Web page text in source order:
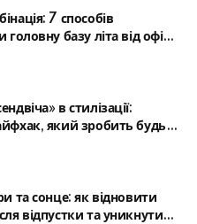
7 способів
головну базу літа від офісу
вечері
в стилізації:
який зробить будь-
гармонійним
та сонце: як відновити
відпустки та уникнути